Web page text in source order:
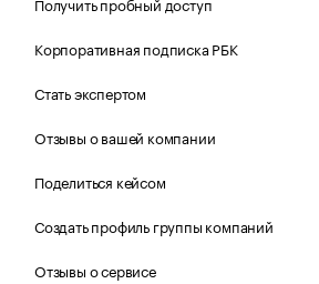
Корпоративная подписка РБК
Стать экспертом
Отзывы о вашей компании
Поделиться кейсом
Создать профиль группы компаний
Отзывы о сервисе